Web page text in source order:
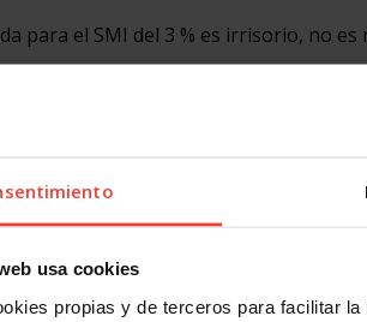
usa cookies
propias y de terceros para facilitar
para el SMI del 3 % es irrisorio, no